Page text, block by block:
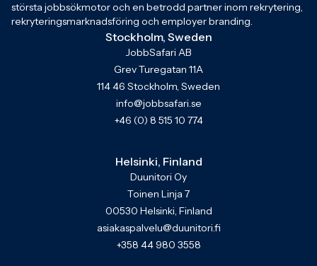
största jobbsökmotor och en betrodd partner inom rekrytering,
rekryteringsmarknadsföring och employer branding.
Stockholm, Sweden
JobbSafari AB
Grev Turegatan 11A
114 46 Stockholm, Sweden
info@jobbsafari.se
+46 (0) 8 515 10 774
Helsinki, Finland
Duunitori Oy
Toinen Linja 7
00530 Helsinki, Finland
asiakaspalvelu@duunitori.fi
+358 44 980 3558